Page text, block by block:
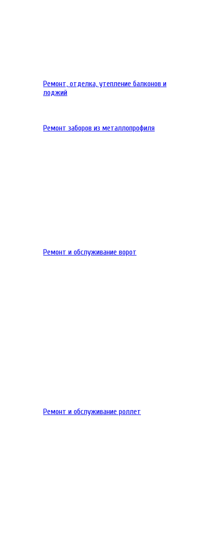
Ремонт, отделка, утепление балконов и
лоджий
Ремонт заборов из металлопрофиля
Ремонт и обслуживание ворот
Ремонт и обслуживание роллет